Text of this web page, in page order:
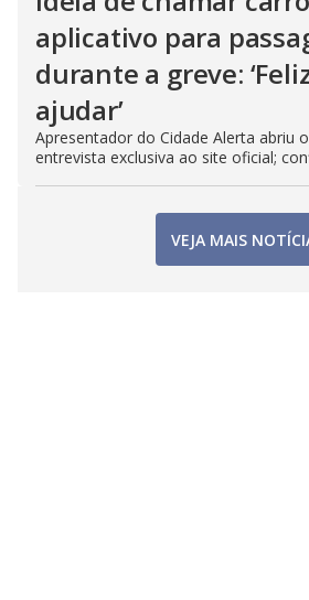
aplicativo para
durante a greve:
ajudar’
Apresentador do Cidade Alerta abriu
entrevista exclusiva ao site oficial;
VEJA MAIS